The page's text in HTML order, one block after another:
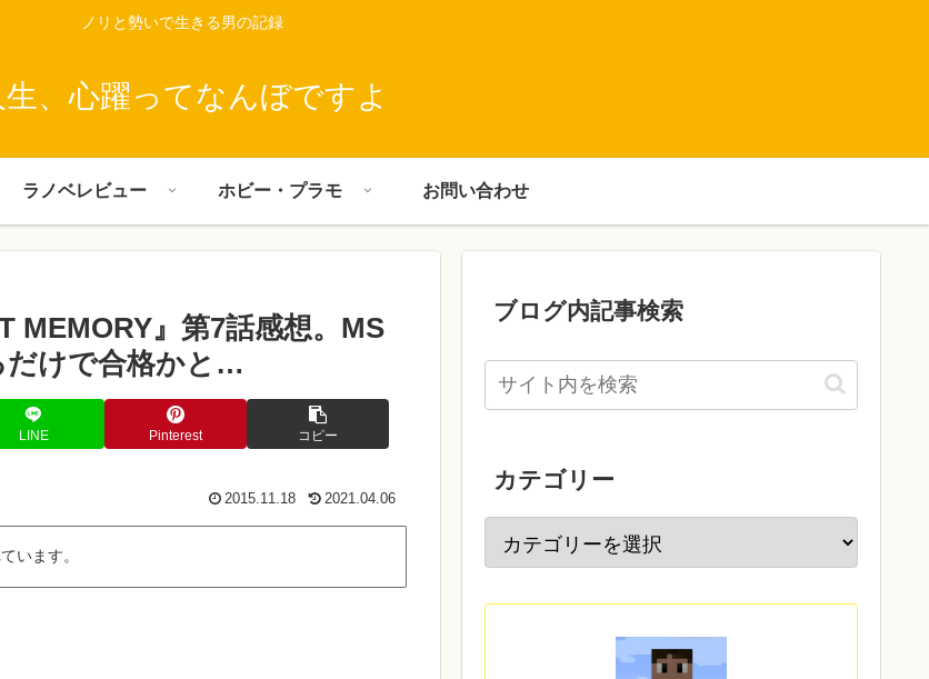
ノリと勢いで生きる男の記録
生、心躍ってなんぼですよ
ラノベレビュー ホビー・プラモ お問い合わせ
MEMORY』第7話感想。MS
だけで合格かと…
LINE Pinterest コピー
2015.11.18 2021.04.06
います。
ブログ内記事検索
カテゴリー